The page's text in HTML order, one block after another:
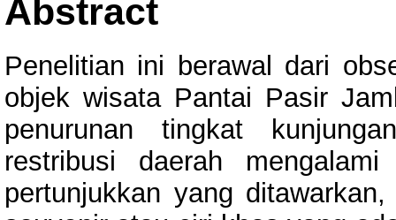
Abstract
Penelitian ini berawal dari
objek wisata Pantai Pasir
penurunan tingkat
restribusi daerah
pertunjukkan yang